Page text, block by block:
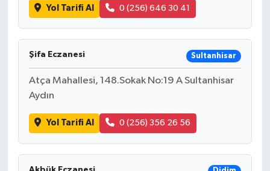
Yol Tarifi Al 0 (256) 646 30 41
Şifa Eczanesi Sultanhisar
Atça Mahallesi, 148.Sokak No:19 A Sultanhisar
Aydın
Yol Tarifi Al 0 (256) 356 26 56